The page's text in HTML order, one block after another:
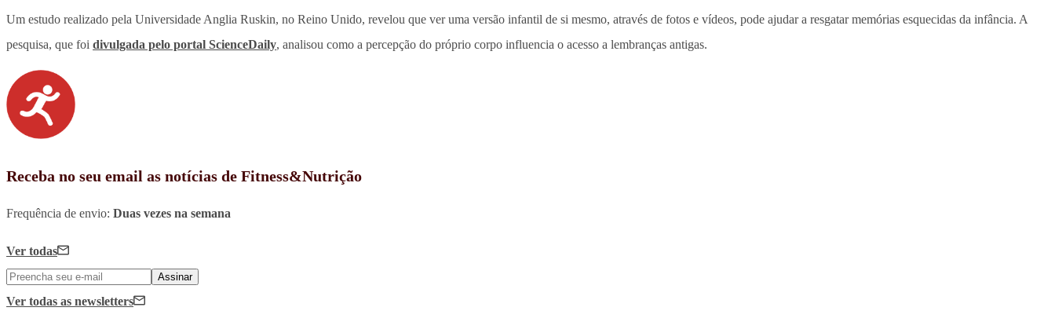
Um estudo realizado pela Universidade Anglia Ruskin, no Reino Unido, revelou que ver uma versão infantil de si mesmo, através de fotos e vídeos, pode ajudar a resgatar memórias esquecidas da infância. A
pesquisa, que foi divulgada pelo portal ScienceDaily, analisou como a percepção do próprio corpo influencia o acesso a lembranças antigas.
Receba no seu email as notícias de Fitness&Nutrição
Frequência de envio: Duas vezes na semana
Ver todas
Assinar
Ver todas as newsletters